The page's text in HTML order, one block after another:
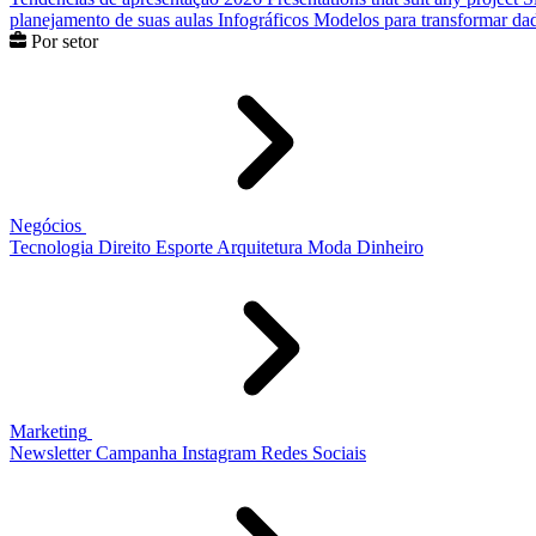
planejamento de suas aulas Infográficos Modelos para transformar
Por setor
Negócios
Tecnologia Direito Esporte Arquitetura Moda Dinheiro
Marketing
Newsletter Campanha Instagram Redes Sociais